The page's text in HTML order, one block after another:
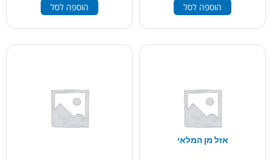
הוספה לסל הוספה לסל
אזל מן המלאי